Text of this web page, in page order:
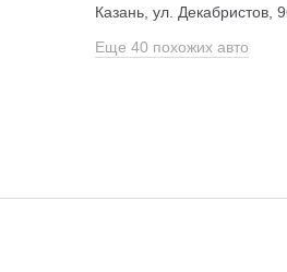
Казань, ул. Декабристов,
Еще 40 похожих авто